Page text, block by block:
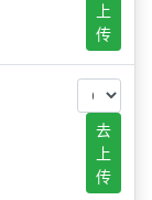
上
传
去
上
传